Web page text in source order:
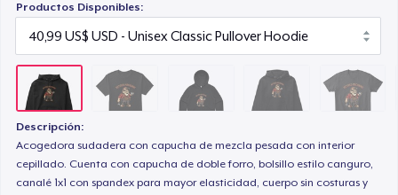
Productos Disponibles:
Descripción:
Acogedora sudadera con capucha de mezcla pesada con interior
cepillado. Cuenta con capucha de doble forro, bolsillo estilo canguro,
canalé 1x1 con spandex para mayor elasticidad, cuerpo sin costuras y
Women's Crop Hoodie
46,99 US$
Women's Comfort Tee
24,99 US$
Women's Flowy Tank Top
28,99 US$